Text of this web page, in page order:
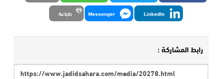
LinkedIn
Messenger طباعة
رابط المشاركة :